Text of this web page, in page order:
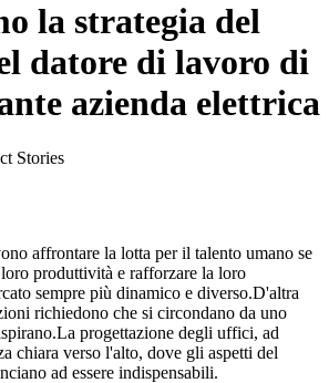
la strategia del
datore di lavoro di
azienda elettrica
Stories
affrontare la lotta per il talento umano se
produttività e rafforzare la loro
sempre più dinamico e diverso.D'altra
richiedono che si circondano da uno
progettazione degli uffici, ad
chiara verso l'alto, dove gli aspetti del
ad essere indispensabili.